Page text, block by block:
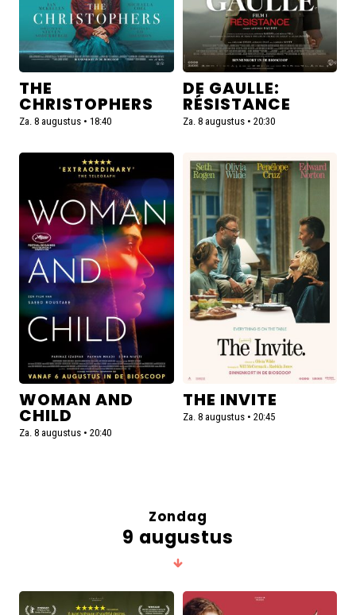
THE
CHRISTOPHERS
Za. 8 augustus • 18:40
DE GAULLE:
RÉSISTANCE
Za. 8 augustus • 20:30
Lees
over
Woman
and
Child
WOMAN AND
CHILD
Za. 8 augustus • 20:40
Lees
meer
over
The
Invite
THE INVITE
Za. 8 augustus • 20:45
Zondag
9 augustus
Lees